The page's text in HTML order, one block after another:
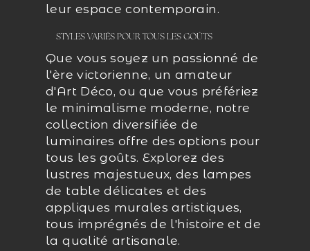
leur espace contemporain.
STYLES VARIÉS POUR TOUS LES GOÛTS
Que vous soyez un passionné de
l'ère victorienne, un amateur
d'Art Déco, ou que vous préfériez
le minimalisme moderne, notre
collection diversifiée de
luminaires offre des options pour
tous les goûts. Explorez des
lustres majestueux, des lampes
de table délicates et des
appliques murales artistiques,
tous imprégnés de l'histoire et de
la qualité artisanale.